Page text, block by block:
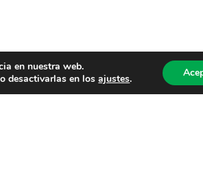
en nuestra web.
desactivarlas en losajustes.